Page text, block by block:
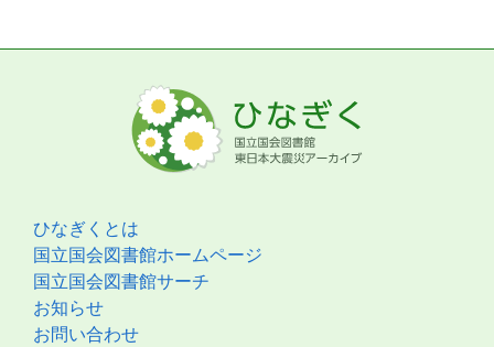
ひなぎくとは
国立国会図書館ホームページ
国立国会図書館サーチ
お知らせ
お問い合わせ